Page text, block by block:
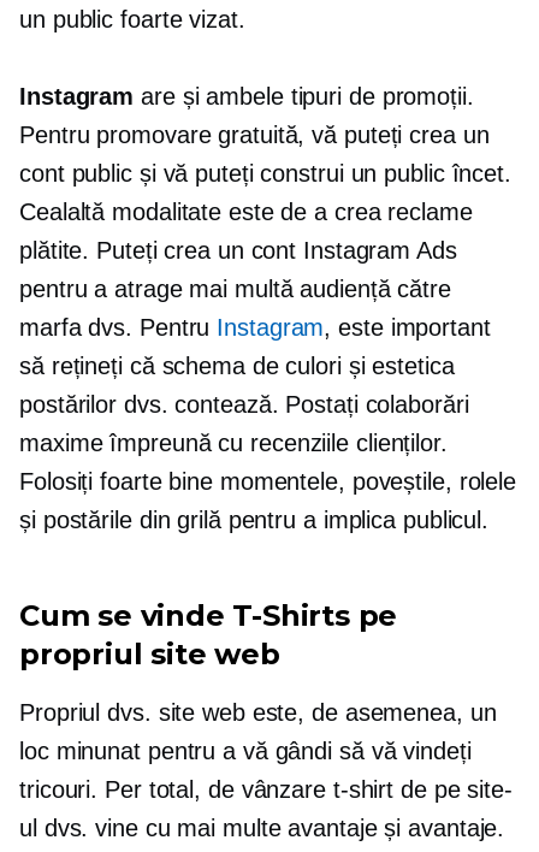
un public foarte vizat.
Instagram are și ambele tipuri de promoții.
Pentru promovare gratuită, vă puteți crea un
cont public și vă puteți construi un public încet.
Cealaltă modalitate este de a crea reclame
plătite. Puteți crea un cont Instagram Ads
pentru a atrage mai multă audiență către
marfa dvs. Pentru Instagram, este important
să rețineți că schema de culori și estetica
postărilor dvs. contează. Postați colaborări
maxime împreună cu recenziile clienților.
Folosiți foarte bine momentele, poveștile, rolele
și postările din grilă pentru a implica publicul.
Cum se vinde T-Shirtspe
propriul site web
Propriul dvs. site web este, de asemenea, un
loc minunat pentru a vă gândi să vă vindeți
tricouri. Per total, de vânzare t-shirt de pe site-
ul dvs. vine cu mai multe avantaje și avantaje.